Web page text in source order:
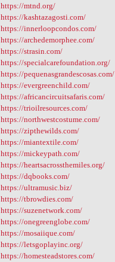
https://mtnd.org/
https://kashtazagosti.com/
https://innerloopcondos.com/
https://archedemorphee.com/
https://strasin.com/
https://specialcarefoundation.org/
https://pequenasgrandescosas.com/
https://evergreenchild.com/
https://africancircuitsafaris.com/
https://trioilresources.com/
https://northwestcostume.com/
https://zipthewilds.com/
https://miantextile.com/
https://mickeypath.com/
https://heartsacrossthemiles.org/
https://dqbooks.com/
https://ultramusic.biz/
https://tbrowdies.com/
https://suzenetwork.com/
https://onegreenglobe.com/
https://mosaiique.com/
https://letsgoplayinc.org/
https://homesteadstores.com/